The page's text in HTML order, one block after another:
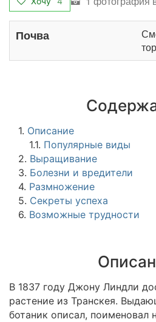
Почва
1. Описание
1.1. Популярные виды
2. Выращивание
3. Болезни и вредители
4. Размножение
5. Секреты успеха
6. Возможные трудности
В 1837 году Джону Линдли
растение из Транскея.
ботаник описал,